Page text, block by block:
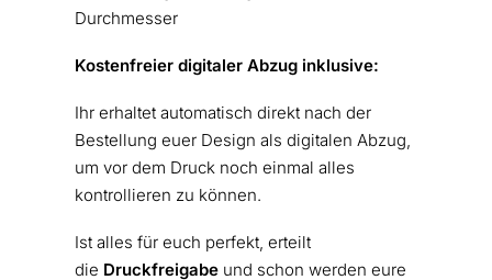
Durchmesser
Kostenfreier digitaler Abzug inklusive:
Ihr erhaltet automatisch direkt nach der
Bestellung euer Design als digitalen Abzug,
um vor dem Druck noch einmal alles
kontrollieren zu können.
Ist alles für euch perfekt, erteilt
die Druckfreigabeund schon werden eure